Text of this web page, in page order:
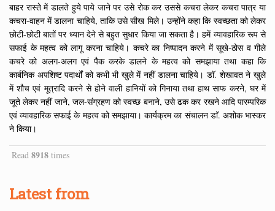
बाहर रास्ते में डालते हुये पाये जाने पर उसे रोक कर उससे कचरा लेकर कचरा पात्र या
कचरा-वाहन में डालना चाहिये, ताकि उसे सीख मिले। उन्होंने कहा कि स्वच्छता को लेकर
छोटी-छोटी बातों पर ध्यान देने से बहुत सुधार किया जा सकता है। हमें व्यावहारिक रूप से
सफाई के महत्व को लागू करना चाहिये। कचरे का निष्पादन करने में सूखे-ठोस व गीले
कचरे को अलग-अलग एवं पैक करके डालने के महत्व को समझाया तथा कहा कि
कार्बनिक अपशिष्ट पदार्थों को कभी भी खुले में नहीं डालना चाहिये। डाॅ. शेखावत ने खुले
में शौच एवं मूत्रादि करने से होने वाली हानियों को गिनाया तथा हाथ साफ करने, घर में
जूते लेकर नहीं जाने, जल-संग्रहण को स्वच्छ बनाने, उसे ढक कर रखने आदि पारम्परिक
एवं व्यावहारिक सफाई के महत्व को समझाया। कार्यक्रम का संचालन डाॅ. अशोक भास्कर
ने किया।
Read 8918 times
Latest from